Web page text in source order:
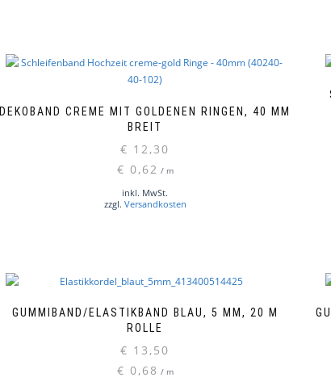
DEKOBAND CREME MIT GOLDENEN RINGEN, 40 MM
BREIT
€ 12,30
€ 0,62 / m
inkl. MwSt.
zzgl. Versandkosten
GUMMIBAND/ELASTIKBAND BLAU, 5 MM, 20 M
ROLLE
€ 13,50
€ 0,68 / m